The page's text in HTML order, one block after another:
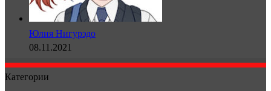
Юлия Нигурэдо
08.11.2021
Категории